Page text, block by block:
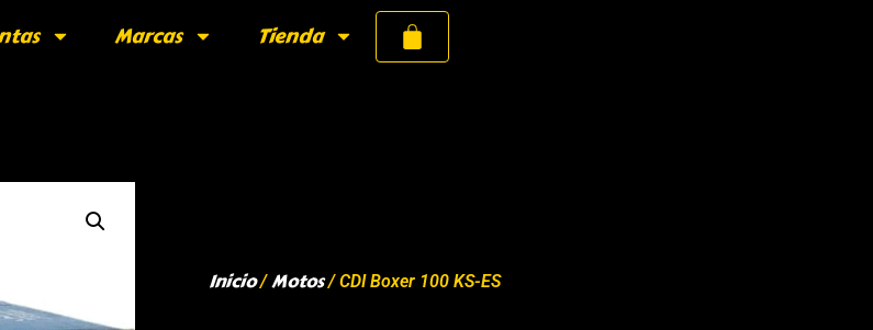
Marcas Tienda
Inicio/Motos/ CDI Boxer 100 KS-ES